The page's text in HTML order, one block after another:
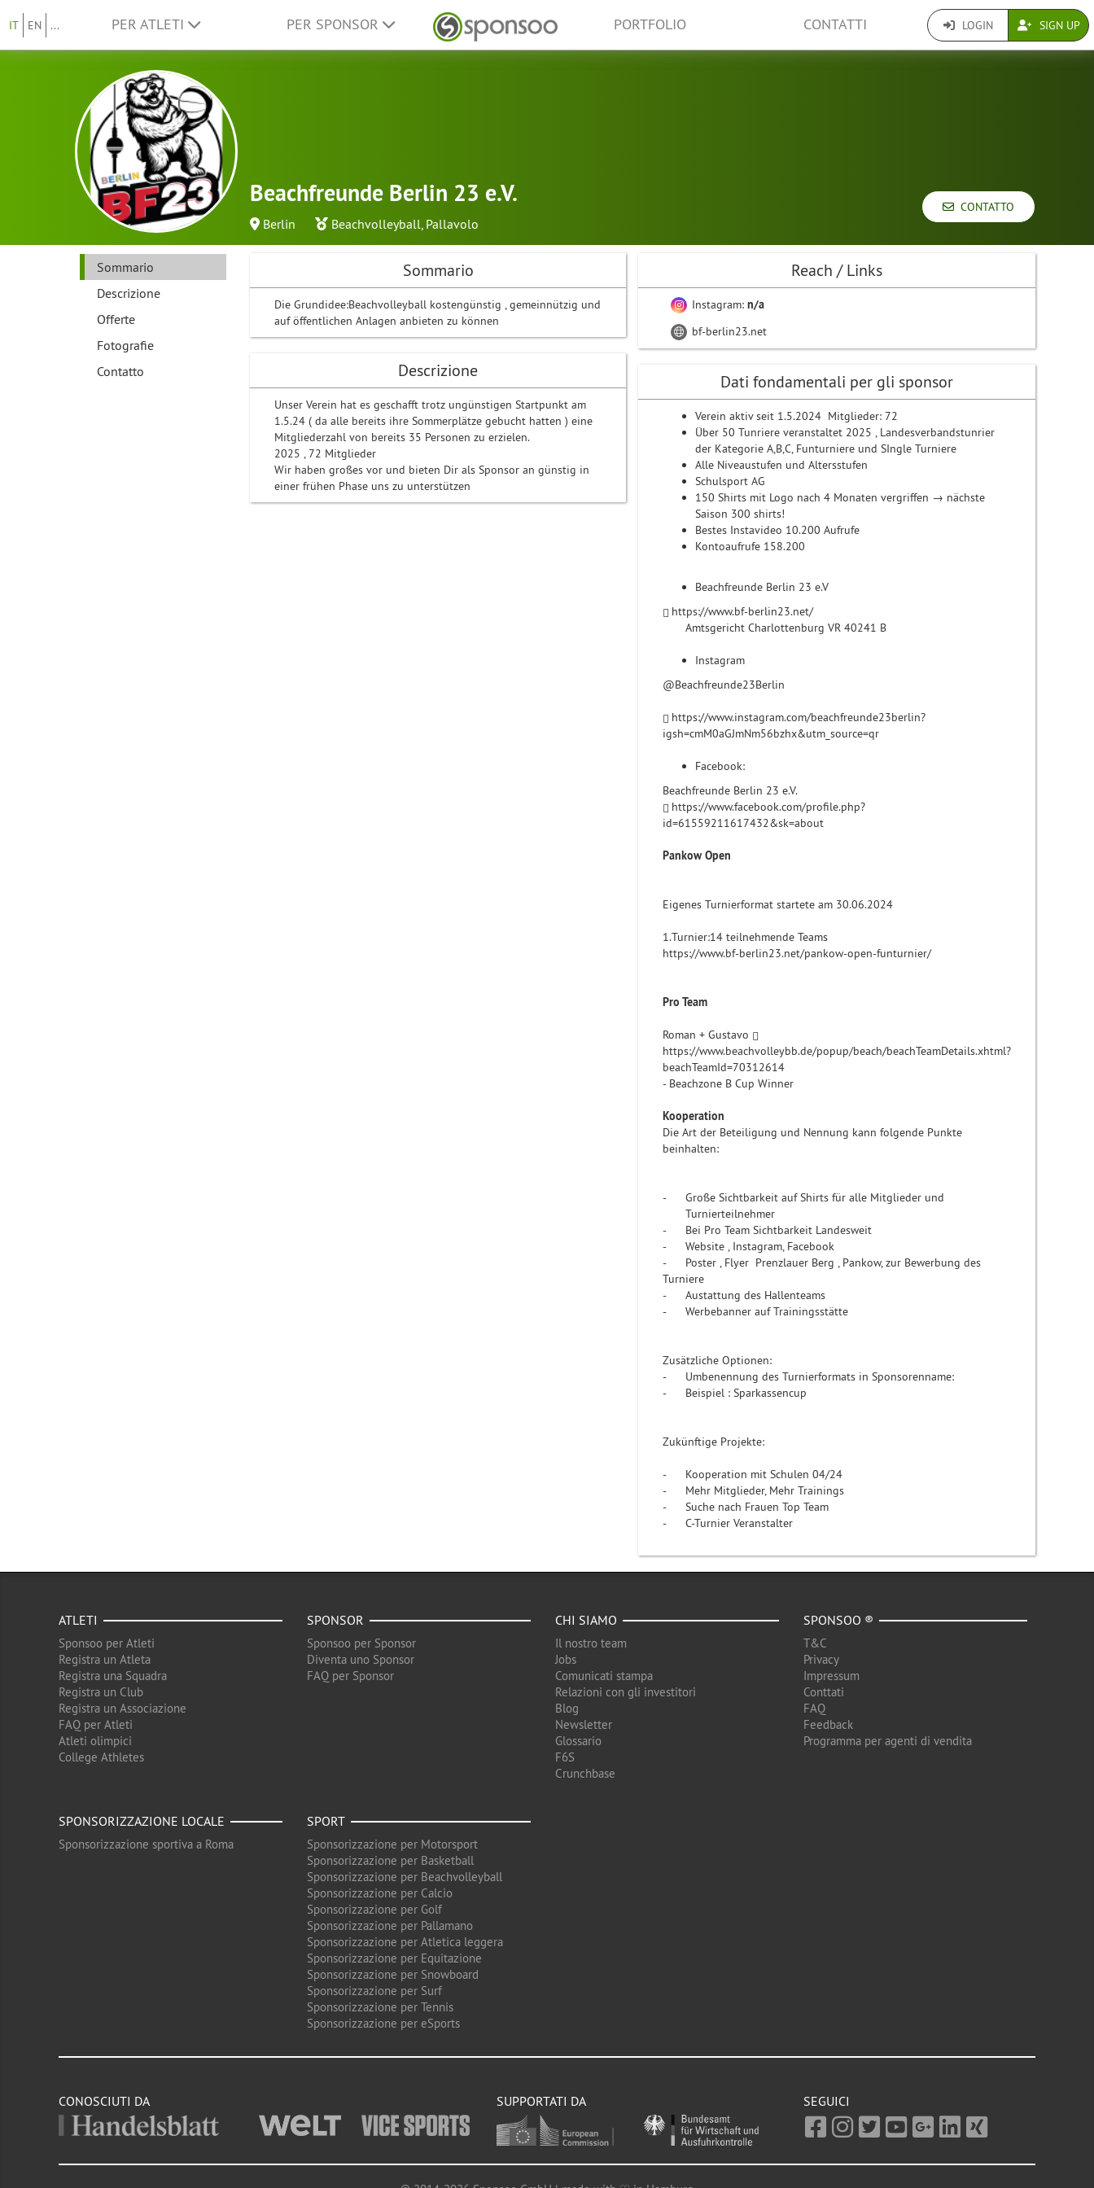
IT EN ... PER ATLETI PER SPONSOR PORTFOLIO CONTATTI LOGIN SIGN UP
Beachfreunde Berlin 23 e.V.
Berlin Beachvolleyball, Pallavolo
CONTATTO
Sommario
Descrizione
Offerte
Fotografie
Contatto
Sommario
Die Grundidee:Beachvolleyball kostengünstig , gemeinnützig und
auf öffentlichen Anlagen anbieten zu können
Descrizione
Unser Verein hat es geschafft trotz ungünstigen Startpunkt am
1.5.24 ( da alle bereits ihre Sommerplätze gebucht hatten ) eine
Mitgliederzahl von bereits 35 Personen zu erzielen.
2025 , 72 Mitglieder
Wir haben großes vor und bieten Dir als Sponsor an günstig in
einer frühen Phase uns zu unterstützen
Reach / Links
Instagram: n/a
bf-berlin23.net
Dati fondamentali per gli sponsor
Verein aktiv seit 1.5.2024 Mitglieder: 72
Über 50 Tunriere veranstaltet 2025 , Landesverbandstunrier
der Kategorie A,B,C, Funturniere und SIngle Turniere
Alle Niveaustufen und Altersstufen
Schulsport AG
150 Shirts mit Logo nach 4 Monaten vergriffen → nächste
Saison 300 shirts!
Bestes Instavideo 10.200 Aufrufe
Kontoaufrufe 158.200
Beachfreunde Berlin 23 e.V
https://www.bf-berlin23.net/
Amtsgericht Charlottenburg VR 40241 B
Instagram
@Beachfreunde23Berlin
https://www.instagram.com/beachfreunde23berlin?
igsh=cmM0aGJmNm56bzhx&utm_source=qr
Facebook:
Beachfreunde Berlin 23 e.V.
https://www.facebook.com/profile.php?
id=61559211617432&sk=about
Pankow Open
Eigenes Turnierformat startete am 30.06.2024
1.Turnier:14 teilnehmende Teams
https://www.bf-berlin23.net/pankow-open-funturnier/
Pro Team
Roman + Gustavo
https://www.beachvolleybb.de/popup/beach/beachTeamDetails.xhtml?
beachTeamId=70312614
- Beachzone B Cup Winner
Kooperation
Die Art der Beteiligung und Nennung kann folgende Punkte
beinhalten:
- Große Sichtbarkeit auf Shirts für alle Mitglieder und
Turnierteilnehmer
- Bei Pro Team Sichtbarkeit Landesweit
- Website , Instagram, Facebook
- Poster , Flyer Prenzlauer Berg , Pankow, zur Bewerbung des
Turniere
- Austattung des Hallenteams
- Werbebanner auf Trainingsstätte
Zusätzliche Optionen:
- Umbenennung des Turnierformats in Sponsorenname:
- Beispiel : Sparkassencup
Zukünftige Projekte:
- Kooperation mit Schulen 04/24
- Mehr Mitglieder, Mehr Trainings
- Suche nach Frauen Top Team
- C-Turnier Veranstalter
ATLETI
Sponsoo per Atleti
Registra un Atleta
Registra una Squadra
Registra un Club
Registra un Associazione
FAQ per Atleti
Atleti olimpici
College Athletes
SPONSOR
Sponsoo per Sponsor
Diventa uno Sponsor
FAQ per Sponsor
CHI SIAMO
Il nostro team
Jobs
Comunicati stampa
Relazioni con gli investitori
Blog
Newsletter
Glossario
F6S
Crunchbase
SPONSOO ®
T&C
Privacy
Impressum
Conttati
FAQ
Feedback
Programma per agenti di vendita
SPONSORIZZAZIONE LOCALE
Sponsorizzazione sportiva a Roma
SPORT
Sponsorizzazione per Motorsport
Sponsorizzazione per Basketball
Sponsorizzazione per Beachvolleyball
Sponsorizzazione per Calcio
Sponsorizzazione per Golf
Sponsorizzazione per Pallamano
Sponsorizzazione per Atletica leggera
Sponsorizzazione per Equitazione
Sponsorizzazione per Snowboard
Sponsorizzazione per Surf
Sponsorizzazione per Tennis
Sponsorizzazione per eSports
CONOSCIUTI DA SUPPORTATI DA SEGUICI